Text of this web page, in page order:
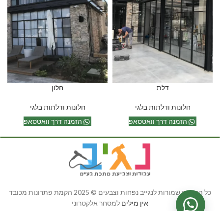
דלת
חלונות ודלתות בלגי
הזמנה דרך וואטסאפ
חלון
חלונות ודלתות בלגי
הזמנה דרך וואטסאפ
כל הזכויות שמורות לנגייב נפחות וצבעים © 2025 הקמת פתרונות מכובד
אין מילים למסחר אלקטרוני